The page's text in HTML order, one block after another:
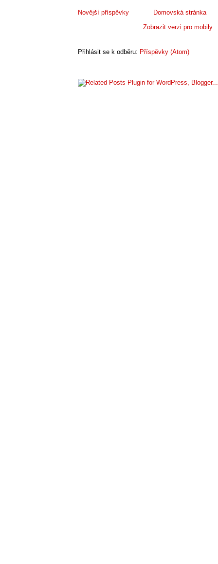
Novější příspěvky
Domovská stránka
Zobrazit verzi pro mobily
Přihlásit se k odběru: Příspěvky (Atom)